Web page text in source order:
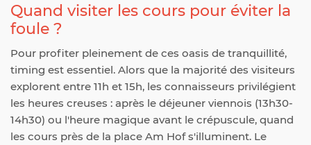
Quand visiter les cours pour éviter la
foule ?
Pour profiter pleinement de ces oasis de tranquillité,
timing est essentiel. Alors que la majorité des visiteurs
explorent entre 11h et 15h, les connaisseurs privilégient
les heures creuses : après le déjeuner viennois (13h30-
14h30) ou l'heure magique avant le crépuscule, quand
les cours près de la place Am Hof s'illuminent. Le